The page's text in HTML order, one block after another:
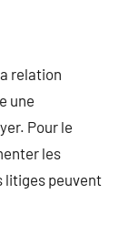
relation
une
Pour le
les
litiges peuvent